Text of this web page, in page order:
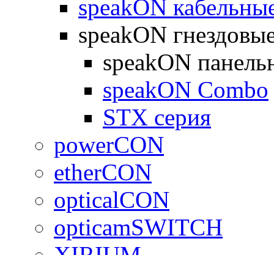
speakON
speakON
speakON
speakON Combo
STX серия
powerCON
etherCON
opticalCON
opticamSWITCH